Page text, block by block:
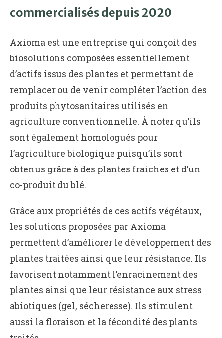
commercialisés depuis 2020
Axioma est une entreprise qui conçoit des
biosolutions composées essentiellement
d’actifs issus des plantes et permettant de
remplacer ou de venir compléter l’action des
produits phytosanitaires utilisés en
agriculture conventionnelle. À noter qu’ils
sont également homologués pour
l’agriculture biologique puisqu’ils sont
obtenus grâce à des plantes fraiches et d’un
co-produit du blé.
Grâce aux propriétés de ces actifs végétaux,
les solutions proposées par Axioma
permettent d’améliorer le développement des
plantes traitées ainsi que leur résistance. Ils
favorisent notamment l’enracinement des
plantes ainsi que leur résistance aux stress
abiotiques (gel, sécheresse). Ils stimulent
aussi la floraison et la fécondité des plants